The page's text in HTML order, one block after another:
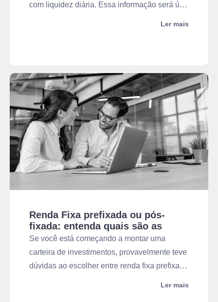
com liquidez diária. Essa informação será útil
perfil.
Ler mais
Renda Fixa prefixada ou pós-
fixada: entenda quais são as
diferenças!
Se você está começando a montar uma
carteira de investimentos, provavelmente teve
dúvidas ao escolher entre renda fixa prefixada
Ler mais